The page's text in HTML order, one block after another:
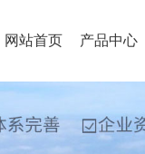
网站首页 产品中心